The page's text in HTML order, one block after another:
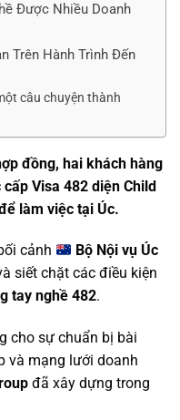
Được Nhiều Doanh
Trên Hành Trình Đến
câu chuyện thành
đồng, hai khách hàng
Visa 482 diện Child
làm việc tại Úc.
cảnh
Bộ Nội vụ Úc
siết chặt các điều kiện
tay nghề 482.
cho sự chuẩn bị bài
và mạng lưới doanh
đã xây dựng trong